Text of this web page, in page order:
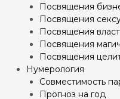
Посвящения
Посвящения
Посвящения
Посвящения
Посвящения
Нумерология
Совместимость
Прогноз на год